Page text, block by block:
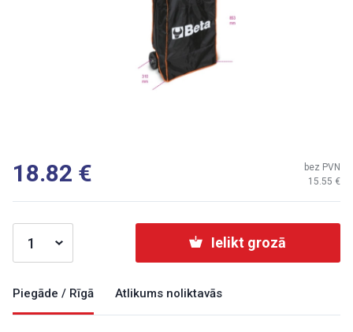
18.82 15.55
bez PVN
Ielikt grozā
Piegāde / Rīgā Atlikums noliktavās